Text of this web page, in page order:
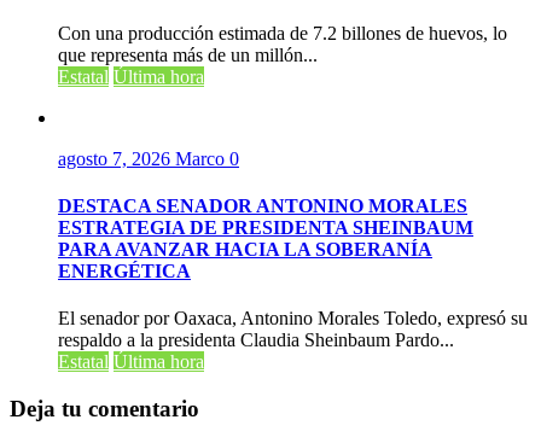
Con una producción estimada de 7.2 billones de huevos, lo
que representa más de un millón...
Estatal Última hora
agosto 7, 2026 Marco 0
DESTACA SENADOR ANTONINO MORALES
ESTRATEGIA DE PRESIDENTA SHEINBAUM
PARA AVANZAR HACIA LA SOBERANÍA
ENERGÉTICA
El senador por Oaxaca, Antonino Morales Toledo, expresó su
respaldo a la presidenta Claudia Sheinbaum Pardo...
Estatal Última hora
Deja tu comentario